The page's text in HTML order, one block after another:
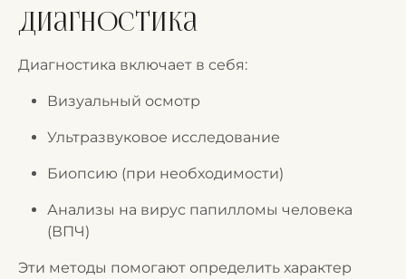
Диагностика
Диагностика включает в себя:
Визуальный осмотр
Ультразвуковое исследование
Биопсию (при необходимости)
Анализы на вирус папилломы человека
(ВПЧ)
Эти методы помогают определить характер